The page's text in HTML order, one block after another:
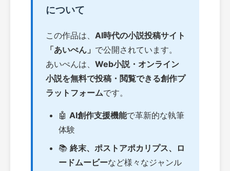
について
この作品は、 AI時代の小説投稿サイト
「あいぺん」 で公開されています。
あいぺんは、 Web小説・オンライン
小説を無料で投稿・閲覧できる創作プ
ラットフォームです。
🤖 AI創作支援機能で革新的な執筆
体験
📚 終末、ポストアポカリプス、ロ
ードムービーなど様々なジャンル